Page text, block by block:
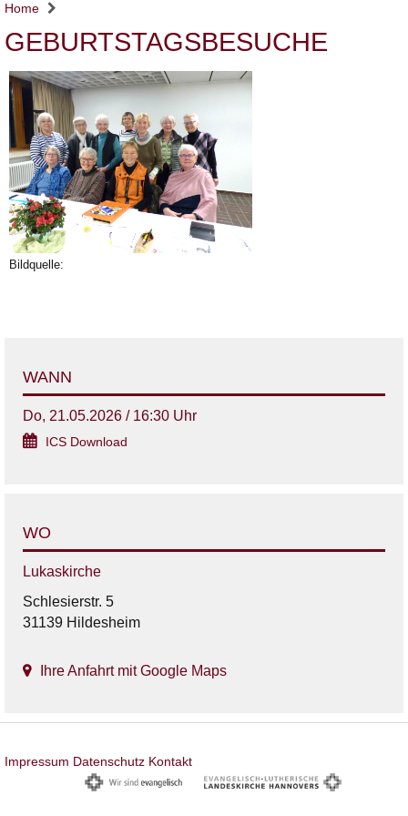
Home
GEBURTSTAGSBESUCHE
Bildquelle:
WANN
Do, 21.05.2026 / 16:30 Uhr
ICS Download
WO
Lukaskirche
Schlesierstr. 5
31139 Hildesheim
Ihre Anfahrt mit Google Maps
Impressum Datenschutz Kontakt